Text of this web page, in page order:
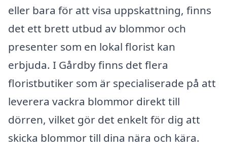
eller bara för att visa uppskattning, finns
det ett brett utbud av blommor och
presenter som en lokal florist kan
erbjuda. I Gårdby finns det flera
floristbutiker som är specialiserade på att
leverera vackra blommor direkt till
dörren, vilket gör det enkelt för dig att
skicka blommor till dina nära och kära.